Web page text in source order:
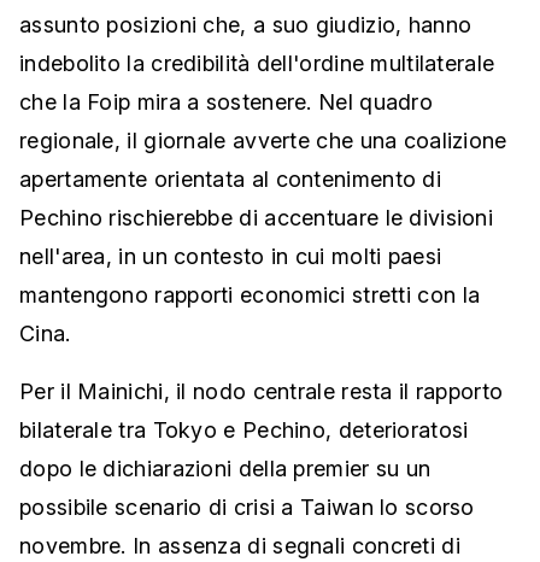
assunto posizioni che, a suo giudizio, hanno
indebolito la credibilità dell'ordine multilaterale
che la Foip mira a sostenere. Nel quadro
regionale, il giornale avverte che una coalizione
apertamente orientata al contenimento di
Pechino rischierebbe di accentuare le divisioni
nell'area, in un contesto in cui molti paesi
mantengono rapporti economici stretti con la
Cina.
Per il Mainichi, il nodo centrale resta il rapporto
bilaterale tra Tokyo e Pechino, deterioratosi
dopo le dichiarazioni della premier su un
possibile scenario di crisi a Taiwan lo scorso
novembre. In assenza di segnali concreti di